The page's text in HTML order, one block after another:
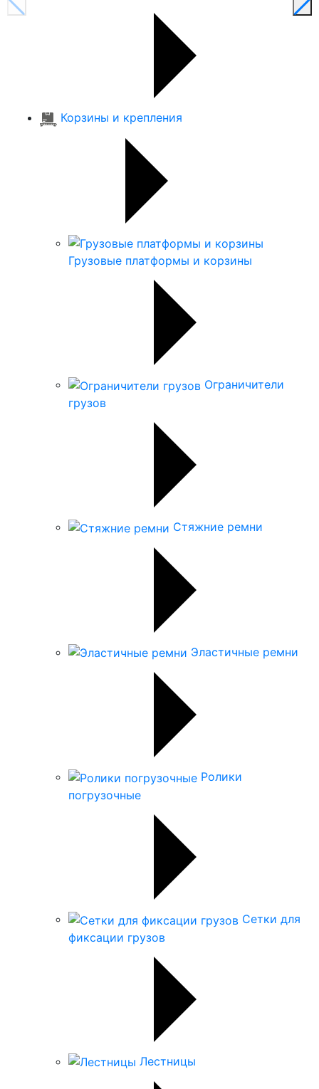
Корзины и крепления
Грузовые платформы и корзины
Ограничители
грузов
Стяжние ремни
Эластичные ремни
Ролики
погрузочные
Сетки для
фиксации грузов
Лестницы